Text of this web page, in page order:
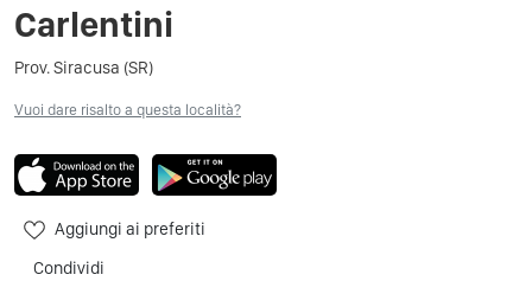
Carlentini
Prov. Siracusa (SR)
Vuoi dare risalto a questa località?
Aggiungi ai preferiti
Condividi